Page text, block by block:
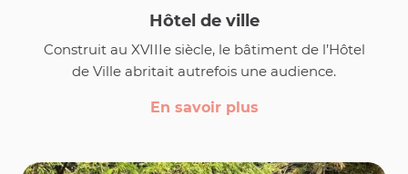
Hôtel de ville
Construit au XVIIIe siècle, le bâtiment de l’Hôtel
de Ville abritait autrefois une audience.
En savoir plus